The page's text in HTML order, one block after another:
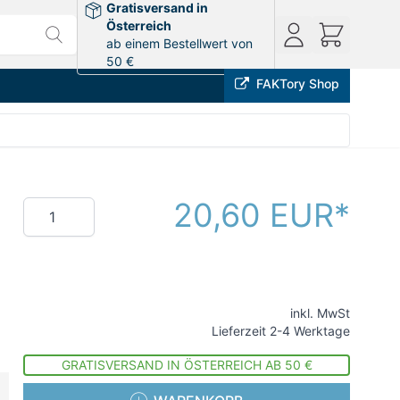
Gratisversand in
Österreich
ab einem Bestellwert von
50 €
FAKTory Shop
Menge 20,60 EUR
inkl. MwSt
Lieferzeit 2-4 Werktage
GRATISVERSAND IN ÖSTERREICH AB 50 €